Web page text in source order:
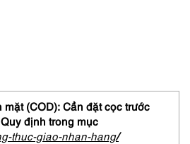
(COD): Cần đặt cọc trước
Quy định trong mục
thuc-giao-nhan-hang/